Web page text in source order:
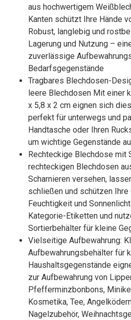
aus hochwertigem
Kanten schützt Ihre Hände
Robust, langlebig und
Lagerung und Nutzung –
zuverlässige
Bedarfsgegenstände
Tragbares Blechdosen-
leere Blechdosen Mit einer
x 5,8 x 2 cm eignen sich
perfekt für unterwegs und
Handtasche oder Ihren
um wichtige Gegenstände
Rechteckige Blechdose mit
rechteckigen Blechdosen
Scharnieren versehen,
schließen und schützen Ihre
Feuchtigkeit und
Kategorie-Etiketten und
Sortierbehälter für kleine
Vielseitige Aufbewahrung:
Aufbewahrungsbehälter für
Haushaltsgegenstände
zur Aufbewahrung von
Pfefferminzbonbons,
Kosmetika, Tee,
Nagelzubehör,